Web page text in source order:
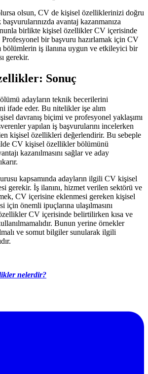
olsun, CV de kişisel özelliklerinizi doğru
avantaj kazanmanıza
birlikte kişisel özellikler CV içerisinde
bir başvuru hazırlamak için CV
bölümlerin iş ilanına uygun ve etkileyici bir
gerekir.
Sonuç
adayların teknik becerilerini
ifade eder. Bu nitelikler işe alım
davranış biçimi ve profesyonel yaklaşımı
yapılan iş başvurularını incelerken
kişisel özellikleri değerlendirir. Bu sebeple
CV kişisel özellikler bölümünü
kazanılmasını sağlar ve aday
kapsamında adayların ilgili CV kişisel
gerekir. İş ilanını, hizmet verilen sektörü ve
CV içerisine eklenmesi gereken kişisel
önemli ipuçlarına ulaşılmasını
CV içerisinde belirtilirken kısa ve
Bunun yerine örnekler
ve somut bilgiler sunularak ilgili
nelerdir?